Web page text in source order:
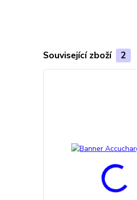
Související zboží 2